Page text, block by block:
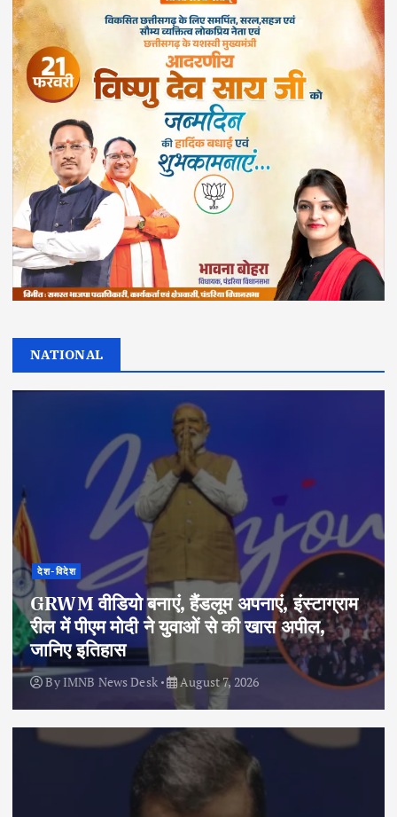
NATIONAL
देश-विदेश
GRWM वीडियो बनाएं, हैंडलूम अपनाएं, इंस्टाग्राम
रील में पीएम मोदी ने युवाओं से की खास अपील,
जानिए इतिहास
By IMNB News Desk August 7, 2026